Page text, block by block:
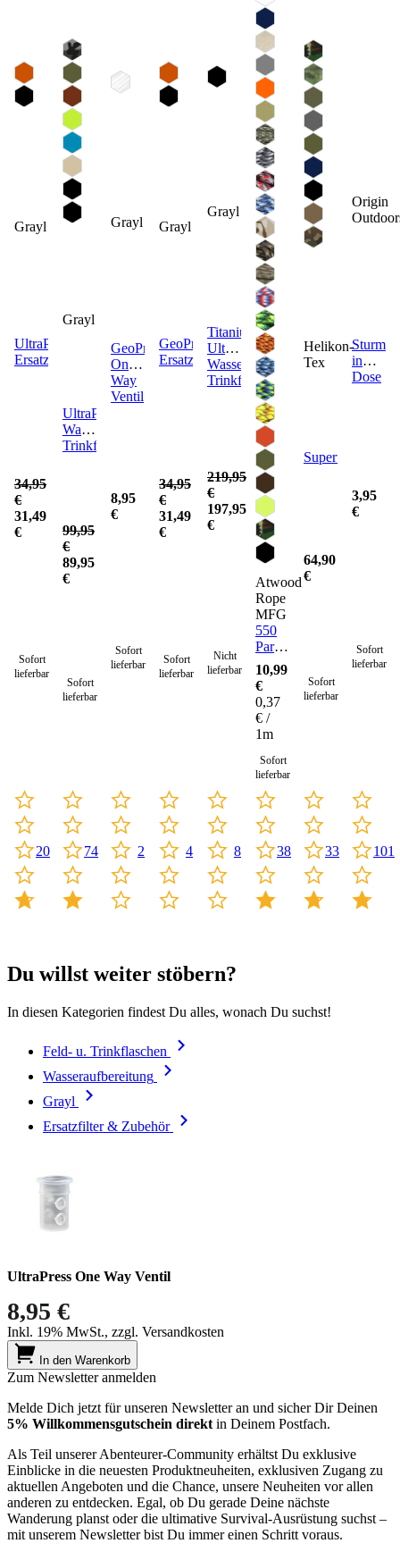
Grayl
UltraPress
Ersatzfilter
34,95
€
31,49
€
Sofort
lieferbar
20
Grayl
UltraPress
Wasserfilter
Trinkflasche
99,95
€
89,95
€
Sofort
lieferbar
74
Grayl
GeoPress
One
Way
Ventil
8,95
€
Sofort
lieferbar
2
Grayl
GeoPress
Ersatzfilter
34,95
€
31,49
€
Sofort
lieferbar
4
Grayl
Titanium
UltraPress
Wasserfilter
Trinkflasche
219,95
€
197,95
€
Nicht
lieferbar
8
Atwood
Rope
MFG
550
Paracord
Seil 4
mm -
30
Meter
10,99
€
0,37
€ /
1m
Sofort
lieferbar
38
Helikon-
Tex
Supertarp
64,90
€
Sofort
lieferbar
33
Origin
in
Dose
3,95
€
Sofort
lieferbar
101
Du willst weiter stöbern?
In diesen Kategorien findest Du alles, wonach Du suchst!
Feld- u. Trinkflaschen
Wasseraufbereitung
Grayl
Ersatzfilter & Zubehör
UltraPress One Way Ventil
8,95 €
Inkl. 19% MwSt., zzgl. Versandkosten
In den Warenkorb
Zum Newsletter anmelden
Melde Dich jetzt für unseren Newsletter an und sicher Dir Deinen
5% Willkommensgutschein direkt in Deinem Postfach.
Als Teil unserer Abenteurer-Community erhältst Du exklusive
Einblicke in die neuesten Produktneuheiten, exklusiven Zugang zu
aktuellen Angeboten und die Chance, unsere Neuheiten vor allen
anderen zu entdecken. Egal, ob Du gerade Deine nächste
Wanderung planst oder die ultimative Survival-Ausrüstung suchst –
mit unserem Newsletter bist Du immer einen Schritt voraus.